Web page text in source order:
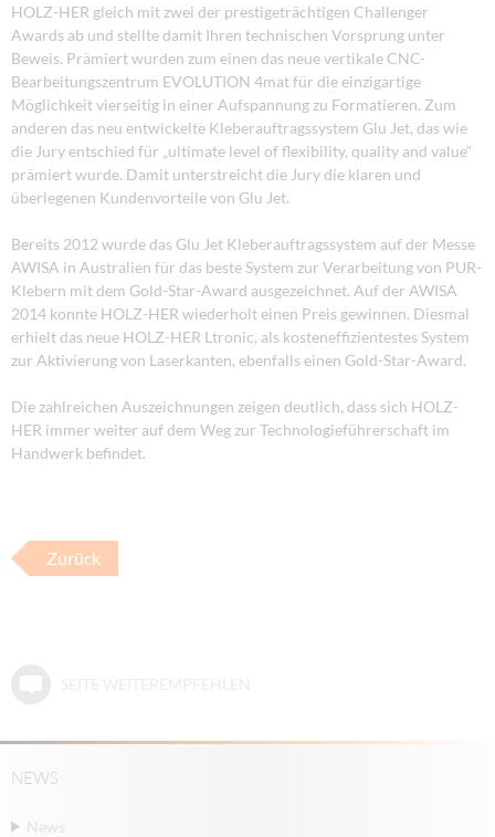
HOLZ-HER gleich mit zwei der prestigeträchtigen Challenger
Awards ab und stellte damit Ihren technischen Vorsprung unter
Beweis. Prämiert wurden zum einen das neue vertikale CNC-
Bearbeitungszentrum EVOLUTION 4mat für die einzigartige
Möglichkeit vierseitig in einer Aufspannung zu Formatieren. Zum
anderen das neu entwickelte Kleberauftragssystem Glu Jet, das wie
die Jury entschied für „ultimate level of flexibility, quality and value“
prämiert wurde. Damit unterstreicht die Jury die klaren und
überlegenen Kundenvorteile von Glu Jet.
Bereits 2012 wurde das Glu Jet Kleberauftragssystem auf der Messe
AWISA in Australien für das beste System zur Verarbeitung von PUR-
Klebern mit dem Gold-Star-Award ausgezeichnet. Auf der AWISA
2014 konnte HOLZ-HER wiederholt einen Preis gewinnen. Diesmal
erhielt das neue HOLZ-HER Ltronic, als kosteneffizientestes System
zur Aktivierung von Laserkanten, ebenfalls einen Gold-Star-Award.
Die zahlreichen Auszeichnungen zeigen deutlich, dass sich HOLZ-
HER immer weiter auf dem Weg zur Technologieführerschaft im
Handwerk befindet.
Zurück
NEWS
News